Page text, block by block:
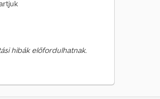
hibák előfordulhatnak.